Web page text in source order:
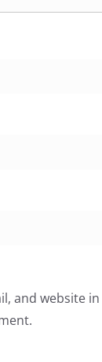
and website